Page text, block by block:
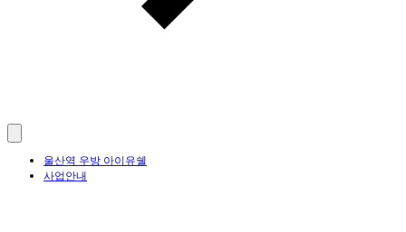
울산역 우방 아이유쉘
사업안내